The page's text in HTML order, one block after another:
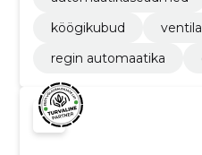
köögikubud
regin automaatika